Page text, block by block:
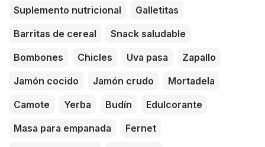
Suplemento nutricional
Galletitas
Barritas de cereal
Snack saludable
Bombones
Chicles Uva pasa
Zapallo
Jamón cocido
Jamón crudo
Mortadela
Camote
Yerba Budín
Edulcorante
Masa para empanada
Fernet